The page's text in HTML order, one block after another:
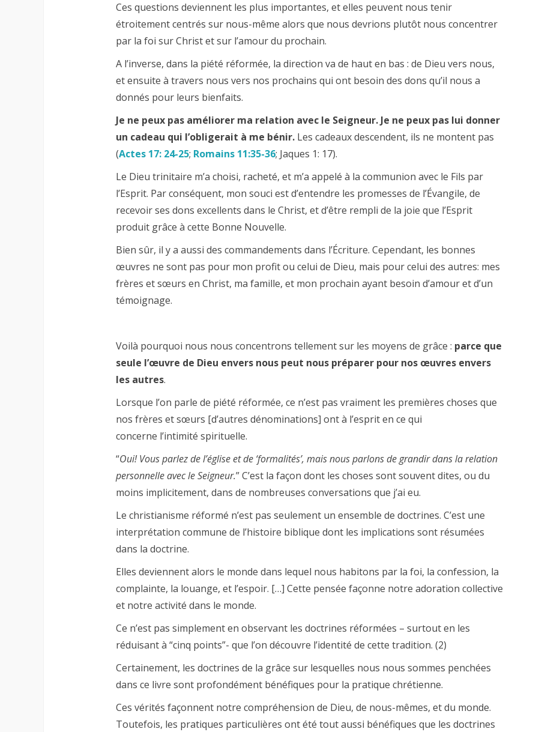
Ces questions deviennent les plus importantes, et elles peuvent nous tenir
étroitement centrés sur nous-même alors que nous devrions plutôt nous concentrer
par la foi sur Christ et sur l’amour du prochain.
A l’inverse, dans la piété réformée, la direction va de haut en bas : de Dieu vers nous,
et ensuite à travers nous vers nos prochains qui ont besoin des dons qu’il nous a
donnés pour leurs bienfaits.
Je ne peux pas améliorer ma relation avec le Seigneur. Je ne peux pas lui donner
un cadeau qui l’obligerait à me bénir. Les cadeaux descendent, ils ne montent pas
(Actes 17: 24-25; Romains 11:35-36; Jaques 1: 17).
Le Dieu trinitaire m’a choisi, racheté, et m’a appelé à la communion avec le Fils par
l’Esprit. Par conséquent, mon souci est d’entendre les promesses de l’Évangile, de
recevoir ses dons excellents dans le Christ, et d’être rempli de la joie que l’Esprit
produit grâce à cette Bonne Nouvelle.
Bien sûr, il y a aussi des commandements dans l’Écriture. Cependant, les bonnes
œuvres ne sont pas pour mon profit ou celui de Dieu, mais pour celui des autres: mes
frères et sœurs en Christ, ma famille, et mon prochain ayant besoin d’amour et d’un
témoignage.
Voilà pourquoi nous nous concentrons tellement sur les moyens de grâce : parce que
seule l’œuvre de Dieu envers nous peut nous préparer pour nos œuvres envers
les autres.
Lorsque l’on parle de piété réformée, ce n’est pas vraiment les premières choses que
nos frères et sœurs [d’autres dénominations] ont à l’esprit en ce qui
concerne l’intimité spirituelle.
“Oui! Vous parlez de l’église et de ‘formalités’, mais nous parlons de grandir dans la relation
personnelle avec le Seigneur.” C’est la façon dont les choses sont souvent dites, ou du
moins implicitement, dans de nombreuses conversations que j’ai eu.
Le christianisme réformé n’est pas seulement un ensemble de doctrines. C’est une
interprétation commune de l’histoire biblique dont les implications sont résumées
dans la doctrine.
Elles deviennent alors le monde dans lequel nous habitons par la foi, la confession, la
complainte, la louange, et l’espoir. […] Cette pensée façonne notre adoration collective
et notre activité dans le monde.
Ce n’est pas simplement en observant les doctrines réformées – surtout en les
réduisant à “cinq points”- que l’on découvre l’identité de cette tradition. (2)
Certainement, les doctrines de la grâce sur lesquelles nous nous sommes penchées
dans ce livre sont profondément bénéfiques pour la pratique chrétienne.
Ces vérités façonnent notre compréhension de Dieu, de nous-mêmes, et du monde.
Toutefois, les pratiques particulières ont été tout aussi bénéfiques que les doctrines